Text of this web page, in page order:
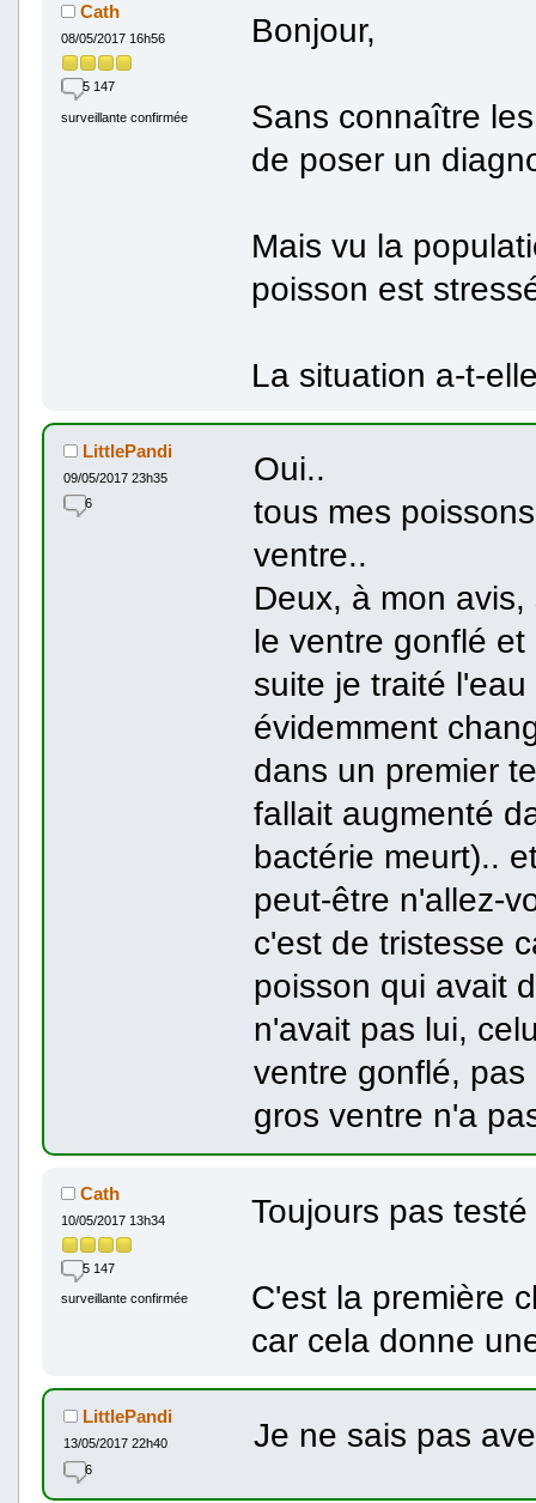
Cath
08/05/2017 16h56
5 147
surveillante confirmée
Bonjour,
Sans connaître
de poser un
Mais vu la
poisson est
La situation a-t-
LittlePandi
09/05/2017 23h35
6
Oui..
tous mes
ventre..
Deux, à mon
le ventre gonflé
suite je traité
évidemment
dans un premier
fallait augmenté
bactérie meurt)..
peut-être n'allez-
c'est de tristesse
poisson qui avait
n'avait pas lui,
ventre gonflé,
gros ventre n'a
Cath
10/05/2017 13h34
5 147
surveillante confirmée
Toujours pas
C'est la première
car cela donne
LittlePandi
13/05/2017 22h40
6
Je ne sais pas